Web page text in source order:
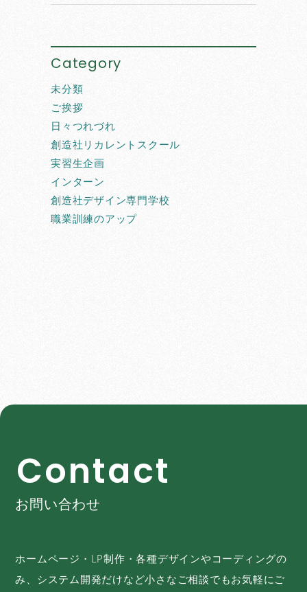
Category
未分類
ご挨拶
日々つれづれ
創造社リカレントスクール
実習生企画
インターン
創造社デザイン専門学校
職業訓練のアップ
Contact
お問い合わせ
ホームページ・LP制作・各種デザインやコーディングの
み、システム開発だけなど小さなご相談でもお気軽にご